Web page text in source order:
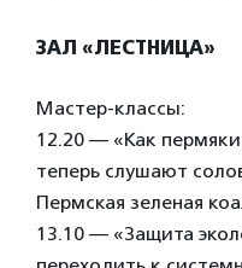
ЗАЛ «ЛЕСТНИЦА»
Мастер-классы:
12.20 — «Как
теперь слушают
Пермская зеленая
13.10 — «Защита